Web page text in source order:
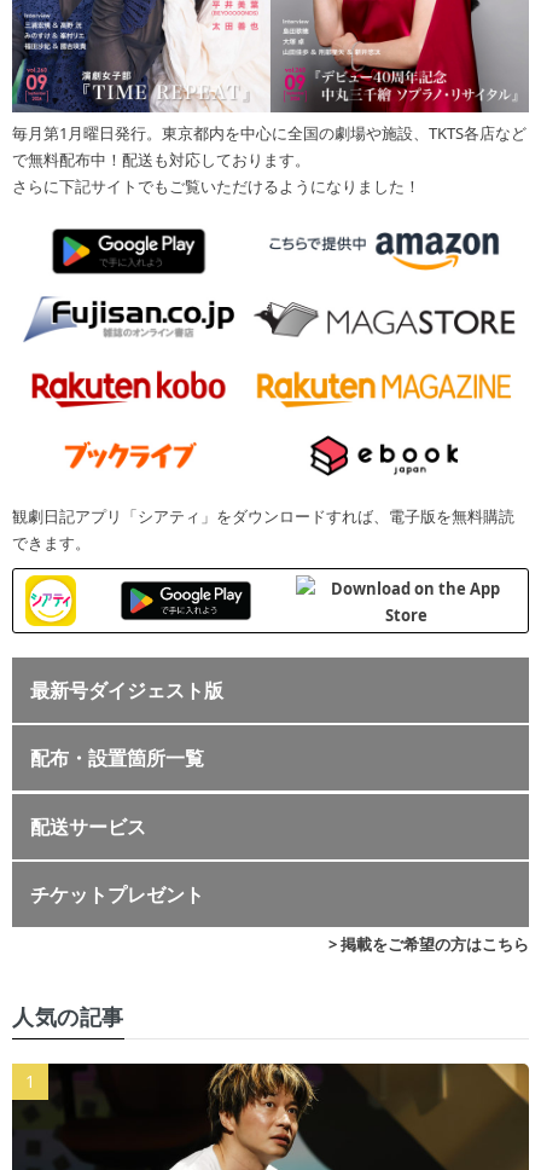
毎月第1月曜日発行。東京都内を中心に全国の劇場や施設、TKTS各店など
で無料配布中！配送も対応しております。
さらに下記サイトでもご覧いただけるようになりました！
観劇日記アプリ「シアティ」をダウンロードすれば、電子版を無料購読
できます。
最新号ダイジェスト版
配布・設置箇所一覧
配送サービス
チケットプレゼント
> 掲載をご希望の方はこちら
人気の記事